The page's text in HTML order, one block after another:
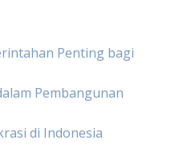
Penting bagi
Pembangunan
di Indonesia